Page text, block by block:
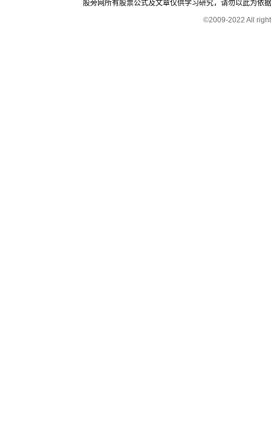
股旁网所有股票公式及文章仅供学习研究，请勿以此为依
©2009-2022 All